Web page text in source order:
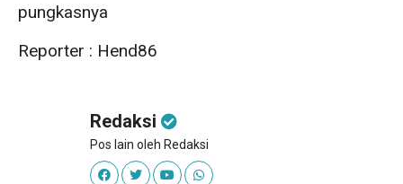
pungkasnya
Reporter : Hend86
Redaksi
Pos lain oleh Redaksi